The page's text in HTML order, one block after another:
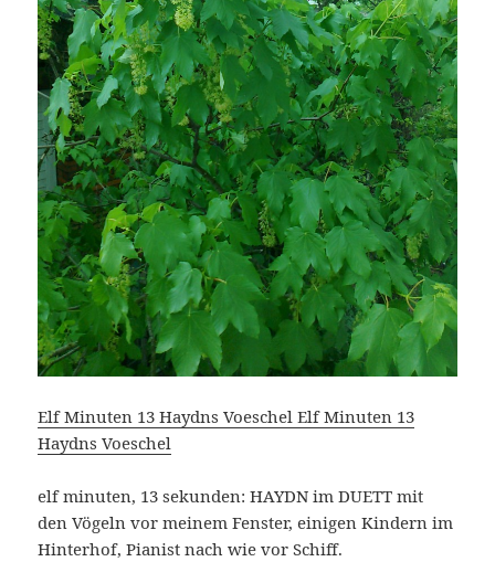
Elf Minuten 13 Haydns Voeschel Elf Minuten 13
Haydns Voeschel
elf minuten, 13 sekunden: HAYDN im DUETT mit
den Vögeln vor meinem Fenster, einigen Kindern im
Hinterhof, Pianist nach wie vor Schiff.